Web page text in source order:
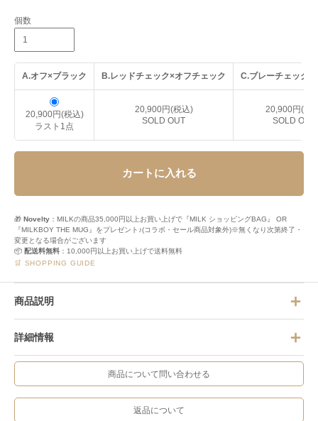
個数
A.オフ×ブラック B.レッドチェック×オフチェック C.ブレーチェック×
20,900円(税込)
ラスト1点
20,900円(税込)
SOLD OUT
20,900円(税
SOLD OUT
カートに入れる
🎁 Novelty ：MILKの商品35,000円以上お買い上げで『MILK ショッピングBAG』 OR
『MILKBOY THE MUG』をプレゼント♪(コラボ・セール商品対象外)※無くなり次第終了・
変更となる場合がございます
📦 配送料無料 ：10,000円以上お買い上げで送料無料
🛒 SHOPPING GUIDE
商品説明
詳細情報
商品について問い合わせる
返品について